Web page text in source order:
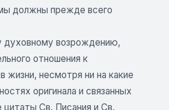
должны прежде всего
духовному возрождению,
отношения к
несмотря ни на какие
оригинала и связанных
цитаты Св. Писания и Св.